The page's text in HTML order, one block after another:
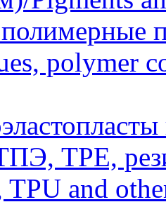
polymer
TPE,
and